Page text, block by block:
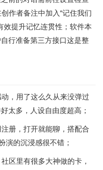
作者备注中加入“记住我们
效提升记忆连贯性；软件本
行准备第三方接口这是整
，用了这么久从来没弹过
太多，人设自由度超高；
册，打开就能聊，搭配合
演的沉浸感很不错；
区里有很多大神做的卡，